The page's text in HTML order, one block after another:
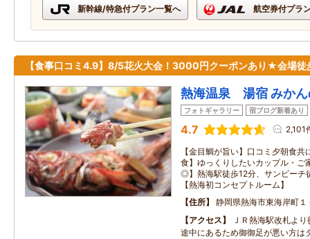
新幹線/特急付プラン一覧へ 航空券付プラ
【食事口コミ4.9】8/5花火大会！3000円クーポンあり★会場徒
熱海温泉 湯宿 みかん
フォトギャラリー 宿ブログ新着あり
4.7 2,101
【金目鯛が旨い】口コミ夕朝食
食】ゆっくりしたいカップル・ご
◎】熱海駅徒歩12分、サンビーチ
【熱海初コンセプトルーム】
住所
静岡県熱海市東海岸町１
アクセス
ＪＲ熱海駅改札よ
途中にあるため御御足が悪い方は